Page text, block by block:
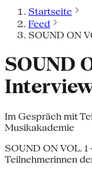
Startseite
Feed
SOUND ON
SOUND
Im Gespräch mit
Musikakademie
SOUND ON VOL.
Teilnehmerinnen